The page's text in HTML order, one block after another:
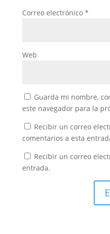
Correo electrónico *
Web
Guarda mi nombre,
este navegador para la
Recibir un correo
comentarios a esta
Recibir un correo
entrada.